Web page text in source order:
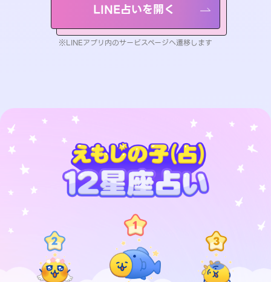
LINE占いを開く
※LINEアプリ内のサービスページへ遷移します